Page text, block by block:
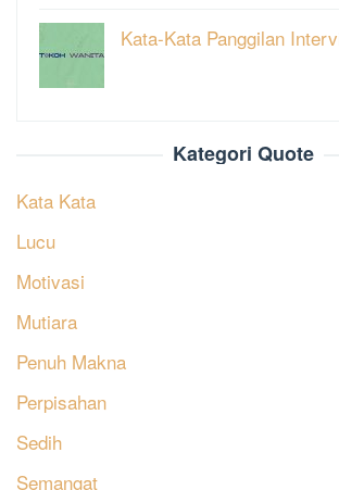
Kata-Kata Panggilan
Kategori Quote
Kata Kata
Lucu
Motivasi
Mutiara
Penuh Makna
Perpisahan
Sedih
Semangat